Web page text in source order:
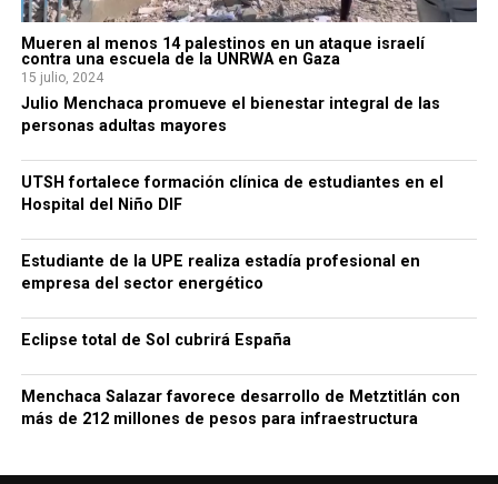
Mueren al menos 14 palestinos en un ataque israelí
contra una escuela de la UNRWA en Gaza
15 julio, 2024
Julio Menchaca promueve el bienestar integral de las
personas adultas mayores
UTSH fortalece formación clínica de estudiantes en el
Hospital del Niño DIF
Estudiante de la UPE realiza estadía profesional en
empresa del sector energético
Eclipse total de Sol cubrirá España
Menchaca Salazar favorece desarrollo de Metztitlán con
más de 212 millones de pesos para infraestructura